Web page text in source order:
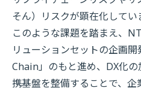
そん）リスクが顕在化してい
このような課題を踏まえ、
リューションセットの企画
Chain」のもと進め、DX化
携基盤を整備することで、